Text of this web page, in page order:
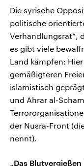
Die syrische
politische
Verhandlungsrat“,
es gibt viele
Land kämpfen:
gemäßigteren
islamistisch
und Ahrar al-
der Nusra-Front
nennt).
„Das Blutvergießen